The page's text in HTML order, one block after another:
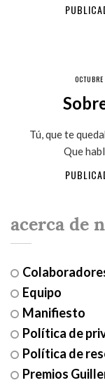
Tú, que te
Que
acerca de
Equipo
Manifiesto
Política de
Política de
Premios